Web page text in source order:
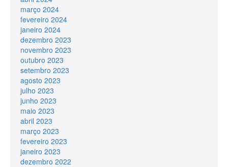
março 2024
fevereiro 2024
janeiro 2024
dezembro 2023
novembro 2023
outubro 2023
setembro 2023
agosto 2023
julho 2023
junho 2023
maio 2023
abril 2023
março 2023
fevereiro 2023
janeiro 2023
dezembro 2022